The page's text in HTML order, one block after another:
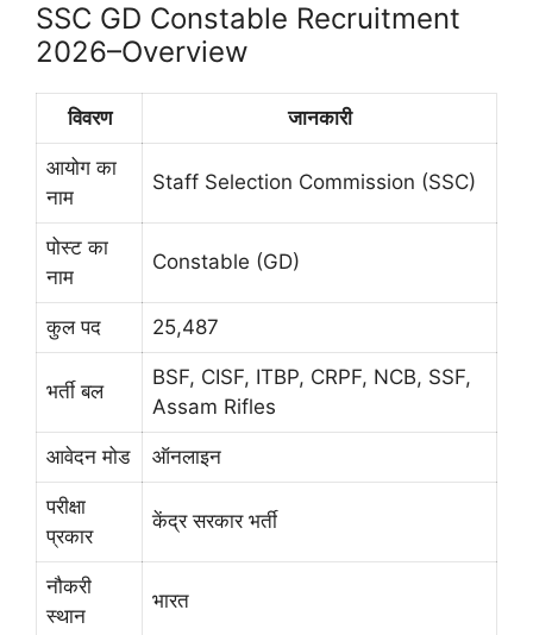
SSC GD Constable Recruitment
2026–Overview
विवरण जानकारी
आयोग का
नाम
Staff Selection Commission (SSC)
पोस्ट का
नाम
Constable (GD)
कुल पद 25,487
भर्ती बल
BSF, CISF, ITBP, CRPF, NCB, SSF,
Assam Rifles
आवेदन मोड ऑनलाइन
परीक्षा
प्रकार
केंद्र सरकार भर्ती
नौकरी
स्थान
भारत